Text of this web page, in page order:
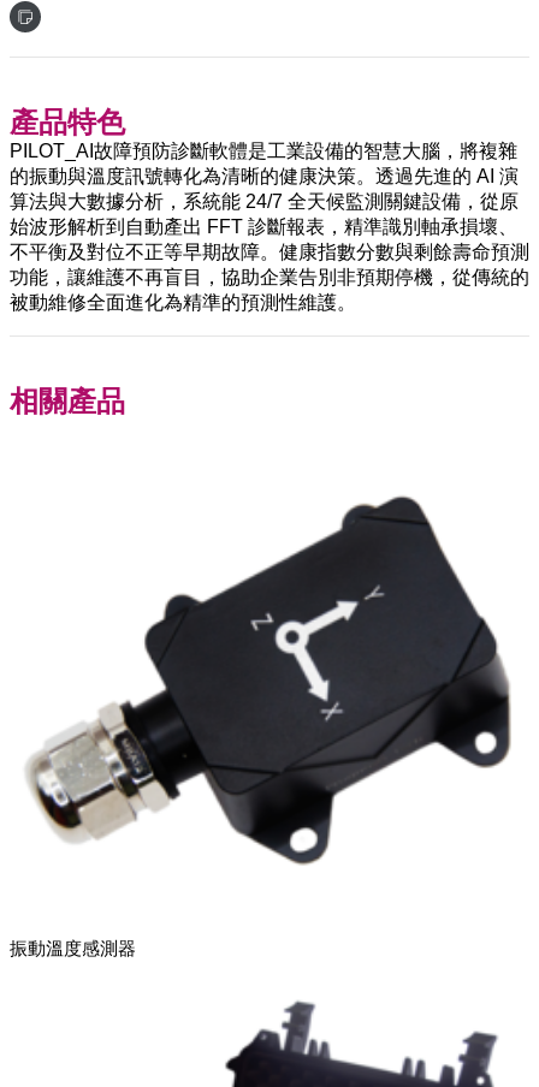
產品特色
PILOT_AI故障預防診斷軟體是工業設備的智慧大腦，將複雜
的振動與溫度訊號轉化為清晰的健康決策。透過先進的 AI 演
算法與大數據分析，系統能 24/7 全天候監測關鍵設備，從原
始波形解析到自動產出 FFT 診斷報表，精準識別軸承損壞、
不平衡及對位不正等早期故障。健康指數分數與剩餘壽命預測
功能，讓維護不再盲目，協助企業告別非預期停機，從傳統的
被動維修全面進化為精準的預測性維護。
相關產品
振動溫度感測器